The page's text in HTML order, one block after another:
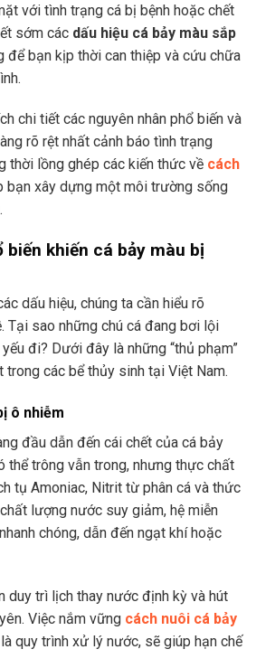
với tình trạng cá bị bệnh hoặc chết
sớm các dấu hiệu cá bảy màu sắp
để bạn kịp thời can thiệp và cứu chữa
chi tiết các nguyên nhân phổ biến và
rõ rệt nhất cảnh báo tình trạng
thời lồng ghép các kiến thức về cách
bạn xây dựng một môi trường sống
biến khiến cá bảy màu bị
dấu hiệu, chúng ta cần hiểu rõ
Tại sao những chú cá đang bơi lội
đi? Dưới đây là những “thủ phạm”
trong các bể thủy sinh tại Việt Nam.
ô nhiễm
đầu dẫn đến cái chết của cá bảy
thể trông vẫn trong, nhưng thực chất
tụ Amoniac, Nitrit từ phân cá và thức
lượng nước suy giảm, hệ miễn
chóng, dẫn đến ngạt khí hoặc
duy trì lịch thay nước định kỳ và hút
Việc nắm vững cách nuôi cá bảy
quy trình xử lý nước, sẽ giúp hạn chế